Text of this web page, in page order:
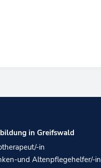
in Greifswald
in
und Altenpflegehelfer/-in